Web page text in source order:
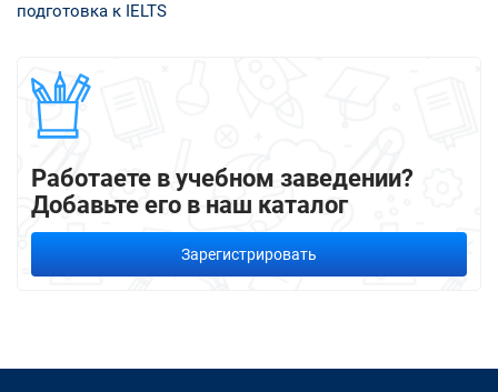
подготовка к IELTS
Работаете в учебном заведении?
Добавьте его в наш каталог
Зарегистрировать